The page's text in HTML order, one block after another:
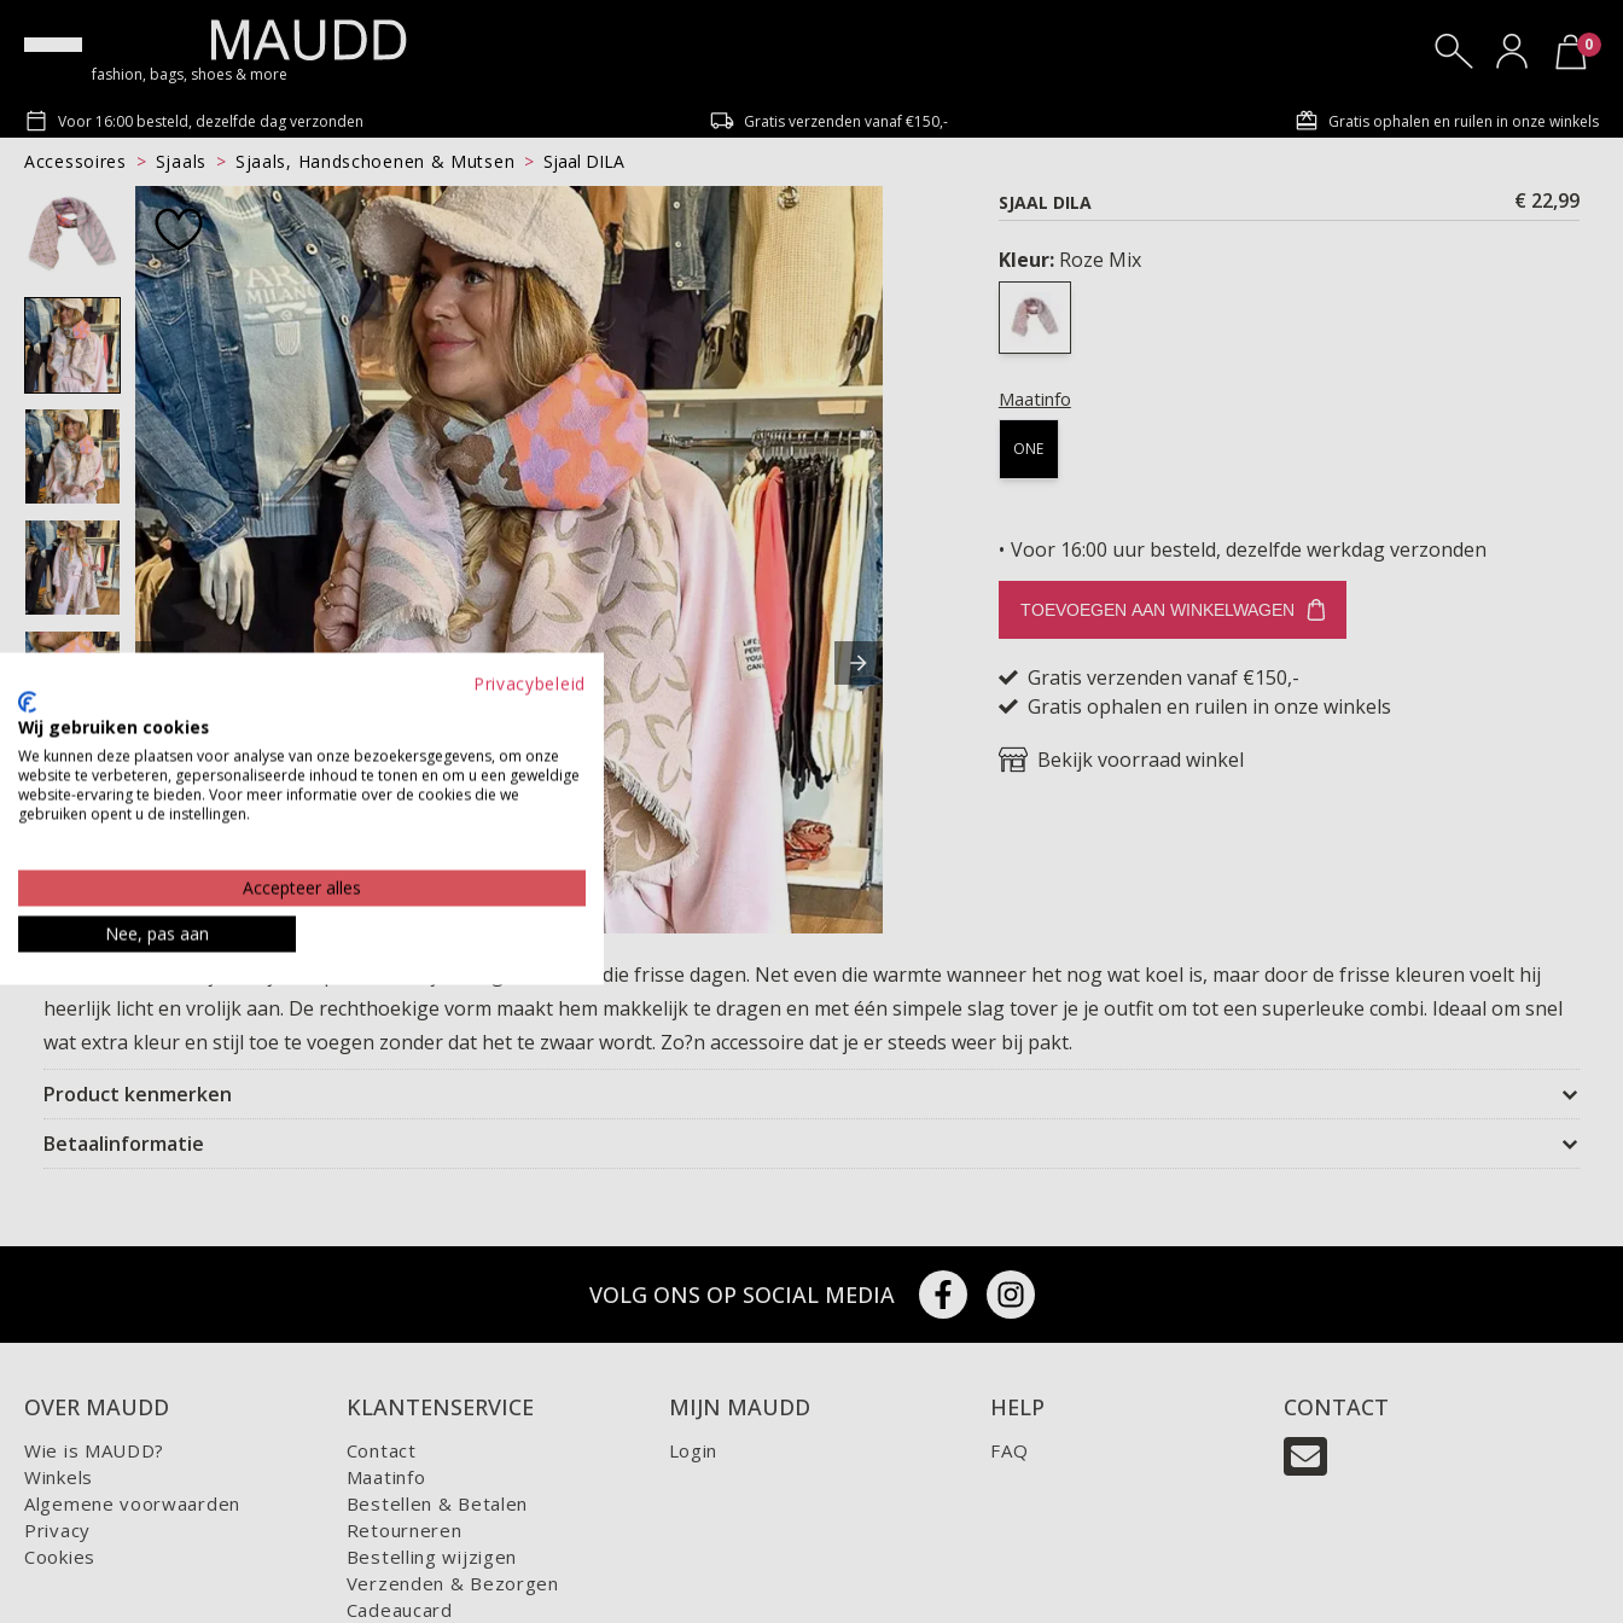
fashion, bags, shoes & more
0
Voor 16:00 besteld, dezelfde dag verzonden Gratis verzenden vanaf €150,- Gratis ophalen en ruilen in onze winkels
Accessoires Sjaals Sjaals, Handschoenen & Mutsen
Sjaal DILA
SJAAL DILA
€ 22,99
Kleur: Roze Mix
Maatinfo
ONE
Voor 16:00 uur besteld, dezelfde werkdag verzonden
TOEVOEGEN AAN WINKELWAGEN
Gratis verzenden vanaf €150,-
Gratis ophalen en ruilen in onze winkels
Bekijk voorraad winkel
Deze lekkere voorjaars sjaal is precies wat je nodig hebt voor die frisse dagen. Net even die warmte wanneer het nog wat koel is, maar door de frisse kleuren voelt hij
heerlijk licht en vrolijk aan. De rechthoekige vorm maakt hem makkelijk te dragen en met één simpele slag tover je je outfit om tot een superleuke combi. Ideaal om snel
wat extra kleur en stijl toe te voegen zonder dat het te zwaar wordt. Zo?n accessoire dat je er steeds weer bij pakt.
Product kenmerken
Betaalinformatie
VOLG ONS OP SOCIAL MEDIA
OVER MAUDD
Wie is MAUDD?
Winkels
Algemene voorwaarden
Privacy
Cookies
KLANTENSERVICE
Contact
Maatinfo
Bestellen & Betalen
Retourneren
Bestelling wijzigen
Verzenden & Bezorgen
Cadeaucard
MIJN MAUDD
Login
HELP
FAQ
CONTACT
Privacybeleid
Wij gebruiken cookies
We kunnen deze plaatsen voor analyse van onze bezoekersgegevens, om onze
website te verbeteren, gepersonaliseerde inhoud te tonen en om u een geweldige
website-ervaring te bieden. Voor meer informatie over de cookies die we
gebruiken opent u de instellingen.
Accepteer alles
Nee, pas aan